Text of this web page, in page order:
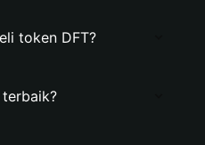
token DFT?